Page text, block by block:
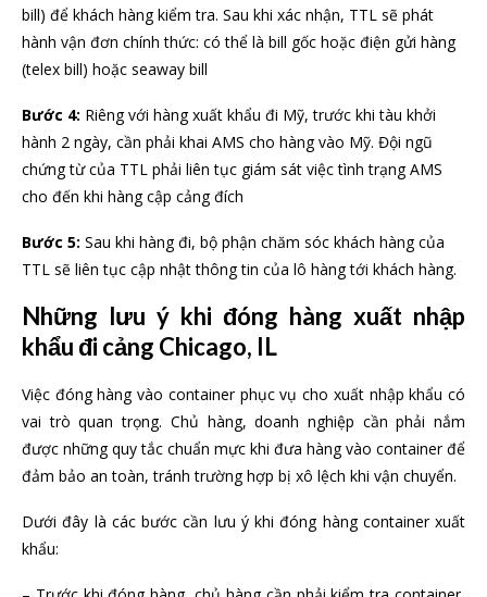
bill) để khách hàng kiểm tra. Sau khi xác nhận, TTL sẽ phát
hành vận đơn chính thức: có thể là bill gốc hoặc điện gửi hàng
(telex bill) hoặc seaway bill
Bước 4: Riêng với hàng xuất khẩu đi Mỹ, trước khi tàu khởi
hành 2 ngày, cần phải khai AMS cho hàng vào Mỹ. Đội ngũ
chứng từ của TTL phải liên tục giám sát việc tình trạng AMS
cho đến khi hàng cập cảng đích
Bước 5: Sau khi hàng đi, bộ phận chăm sóc khách hàng của
TTL sẽ liên tục cập nhật thông tin của lô hàng tới khách hàng.
Những lưu ý khi đóng hàng xuất nhập
khẩu đi cảng Chicago, IL
Việc đóng hàng vào container phục vụ cho xuất nhập khẩu có
vai trò quan trọng. Chủ hàng, doanh nghiệp cần phải nắm
được những quy tắc chuẩn mực khi đưa hàng vào container để
đảm bảo an toàn, tránh trường hợp bị xô lệch khi vận chuyển.
Dưới đây là các bước cần lưu ý khi đóng hàng container xuất
khẩu: